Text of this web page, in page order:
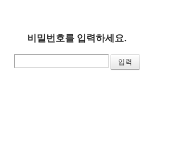
비밀번호를 입력하세요.